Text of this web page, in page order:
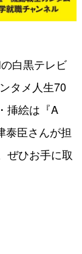
白黒テレビ
タメ人生70
挿絵は『A
泰臣さんが担
ぜひお手に取